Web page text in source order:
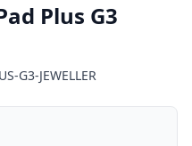
Plus G3
G3-JEWELLER